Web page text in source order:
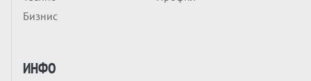
Бизнис
ИНФО